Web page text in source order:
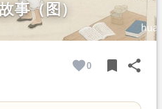
事（图）
0 bookmark share